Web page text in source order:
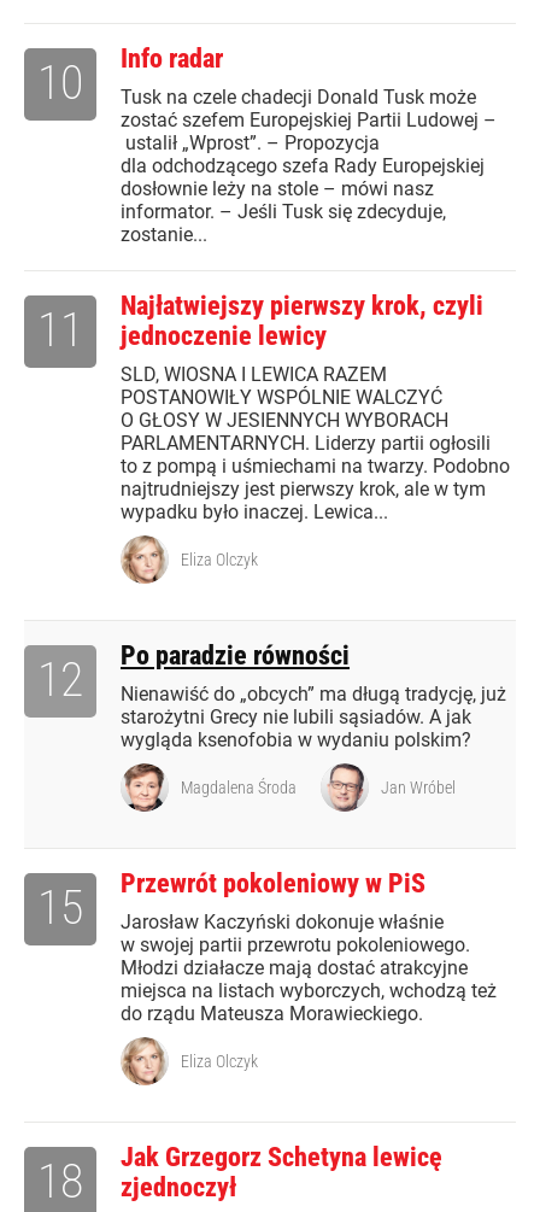
Info radar
Tusk na czele chadecji Donald Tusk może
zostać szefem Europejskiej Partii Ludowej –
ustalił „Wprost”. – Propozycja
dla odchodzącego szefa Rady Europejskiej
dosłownie leży na stole – mówi nasz
informator. – Jeśli Tusk się zdecyduje,
zostanie...
10
Najłatwiejszy pierwszy krok, czyli
jednoczenie lewicy
SLD, WIOSNA I LEWICA RAZEM
POSTANOWIŁY WSPÓLNIE WALCZYĆ
O GŁOSY W JESIENNYCH WYBORACH
PARLAMENTARNYCH. Liderzy partii ogłosili
to z pompą i uśmiechami na twarzy. Podobno
najtrudniejszy jest pierwszy krok, ale w tym
wypadku było inaczej. Lewica...
11
Eliza Olczyk
Po paradzie równości
Nienawiść do „obcych” ma długą tradycję, już
starożytni Grecy nie lubili sąsiadów. A jak
wygląda ksenofobia w wydaniu polskim?
12
Magdalena Środa Jan Wróbel
Przewrót pokoleniowy w PiS
Jarosław Kaczyński dokonuje właśnie
w swojej partii przewrotu pokoleniowego.
Młodzi działacze mają dostać atrakcyjne
miejsca na listach wyborczych, wchodzą też
do rządu Mateusza Morawieckiego.
15
Eliza Olczyk
Jak Grzegorz Schetyna lewicę
zjednoczył
18